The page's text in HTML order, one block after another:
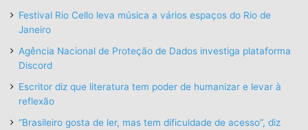
Festival Rio Cello leva música a vários espaços do Rio de
Janeiro
Agência Nacional de Proteção de Dados investiga plataforma
Discord
Escritor diz que literatura tem poder de humanizar e levar à
reflexão
“Brasileiro gosta de ler, mas tem dificuldade de acesso”, diz